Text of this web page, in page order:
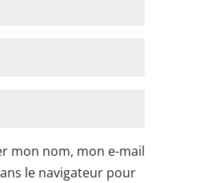
mon nom, mon e-mail
le navigateur pour